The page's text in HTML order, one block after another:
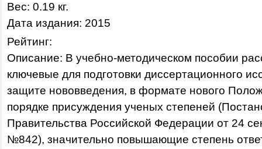
Вес: 0.19 кг.
Дата издания: 2015
Рейтинг:
Описание: В учебно-методическом пособии
ключевые для подготовки диссертационного
защите нововведения, в формате нового
порядке присуждения ученых степеней
Правительства Российской Федерации от 24
№842), значительно повышающие степень